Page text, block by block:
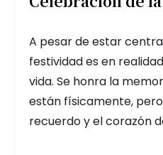
A pesar de estar
festividad es en
vida. Se honra la
están físicamente,
recuerdo y el corazón